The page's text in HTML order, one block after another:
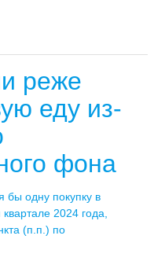
реже
еду из-
фона
бы одну покупку в
2024 года,
(п.п.) по